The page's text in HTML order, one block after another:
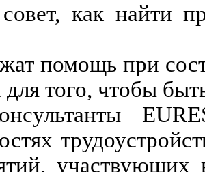
как найти
помощь при
того, чтобы
участвующих